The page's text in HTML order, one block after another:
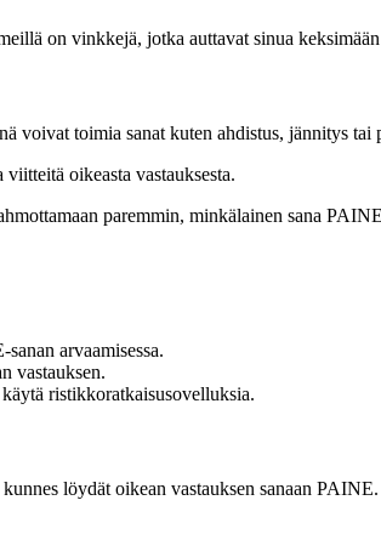
on vinkkejä, jotka auttavat sinua
voivat toimia sanat kuten ahdistus, jännitys tai
oikeasta vastauksesta.
paremmin, minkälainen sana
arvaamisessa.
vastauksen.
ristikkoratkaisusovelluksia.
löydät oikean vastauksen sanaan